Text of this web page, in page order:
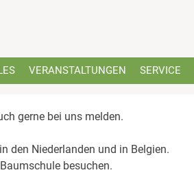
VERANSTALTUNGEN SERVICE
gerne bei uns melden.
den Niederlanden und in Belgien.
besuchen.